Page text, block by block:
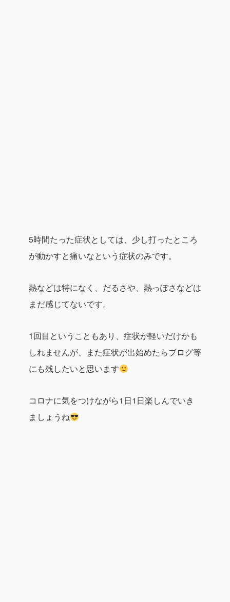
5時間たった症状としては、少し打ったところ
が動かすと痛いなという症状のみです。
熱などは特になく、だるさや、熱っぽさなどは
まだ感じてないです。
1回目ということもあり、症状が軽いだけかも
しれませんが、また症状が出始めたらブログ等
にも残したいと思います
コロナに気をつけながら1日1日楽しんでいき
ましょうね